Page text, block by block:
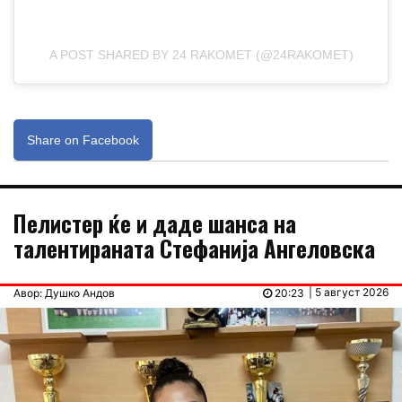
A POST SHARED BY 24 RAKOMET (@24RAKOMET)
Share on Facebook
Пелистер ќе и даде шанса на
талентираната Стефанија Ангеловска
Авор: Душко Андов | 5 август 2026
20:23